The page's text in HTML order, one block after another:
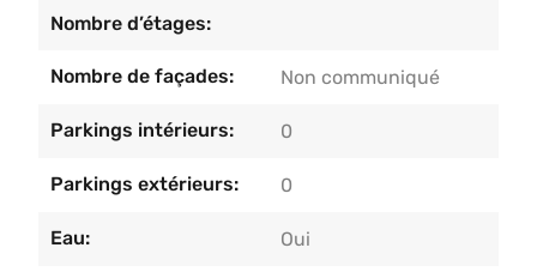
Nombre d’étages:
Nombre de façades: Non communiqué
Parkings intérieurs: 0
Parkings extérieurs: 0
Eau: Oui